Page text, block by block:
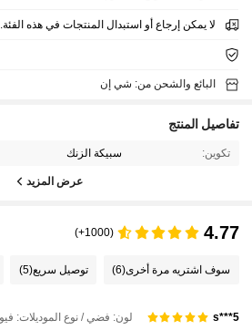
لا يمكن إرجاع أو استبدال المنتجات في هذه الفئة.
البائع والشحن من: شي إن
تفاصيل المنتج
تكوين: سبيكة الزنك
عرض المزيد
4.77
(1000+)
سوف اشتريه مرة أخرى(6) توصيل سريع(5)
s***5